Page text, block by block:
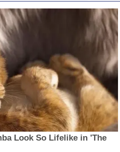
Look So Lifelike in 'The